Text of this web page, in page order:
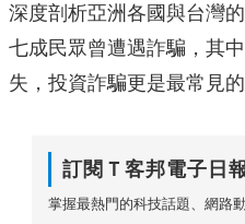
深度剖析亞洲各國與台灣
七成民眾曾遭遇詐騙，其
失，投資詐騙更是最常見的
訂閱Ｔ客邦電子日
掌握最熱門的科技話題、網路